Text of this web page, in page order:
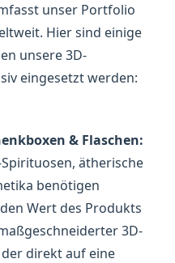
unser Portfolio
Hier sind einige
unsere 3D-
eingesetzt werden:
& Flaschen:
ätherische
benötigen
Wert des Produkts
3D-
direkt auf eine